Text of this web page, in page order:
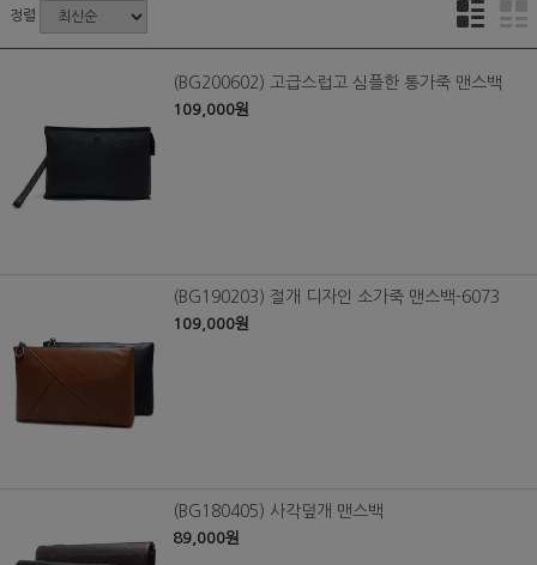
정렬
(BG200602) 고급스럽고 심플한 통가죽 맨스백
109,000원
(BG190203) 절개 디자인 소가죽 맨스백-6073
109,000원
(BG180405) 사각덮개 맨스백
89,000원